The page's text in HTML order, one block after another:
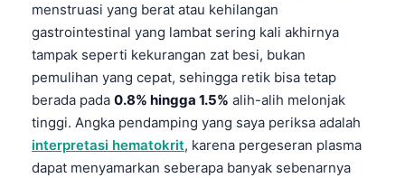
menstruasi yang berat atau kehilangan
gastrointestinal yang lambat sering kali akhirnya
tampak seperti kekurangan zat besi, bukan
pemulihan yang cepat, sehingga retik bisa tetap
berada pada 0.8% hingga 1.5% alih-alih melonjak
tinggi. Angka pendamping yang saya periksa adalah
interpretasi hematokrit, karena pergeseran plasma
dapat menyamarkan seberapa banyak sebenarnya